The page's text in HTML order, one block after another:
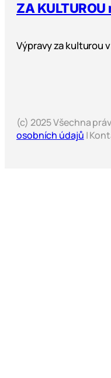
ZA KULTUROU
Výpravy za kulturou
(c) 2025 Všechna
osobních údajů |